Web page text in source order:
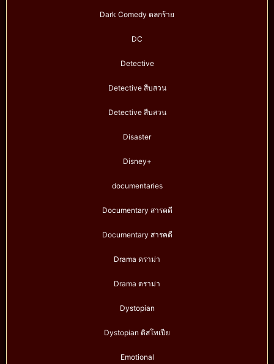
Dark Comedy ตลกร้าย
DC
Detective
Detective สืบสวน
Detective สืบสวน
Disaster
Disney+
documentaries
Documentary สารคดี
Documentary สารคดี
Drama ดราม่า
Drama ดราม่า
Dystopian
Dystopian ดิสโทเปีย
Emotional